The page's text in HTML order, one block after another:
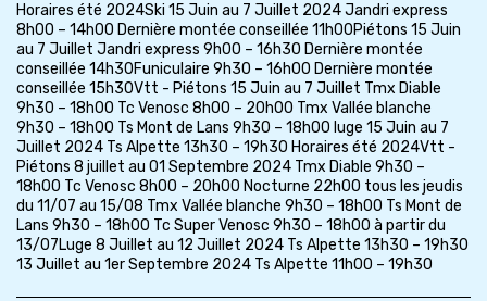
Horaires été 2024Ski 15 Juin au 7 Juillet 2024 Jandri express
8h00 – 14h00 Dernière montée conseillée 11h00Piétons 15 Juin
au 7 Juillet Jandri express 9h00 – 16h30 Dernière montée
conseillée 14h30Funiculaire 9h30 – 16h00 Dernière montée
conseillée 15h30Vtt - Piétons 15 Juin au 7 Juillet Tmx Diable
9h30 – 18h00 Tc Venosc 8h00 – 20h00 Tmx Vallée blanche
9h30 – 18h00 Ts Mont de Lans 9h30 – 18h00 luge 15 Juin au 7
Juillet 2024 Ts Alpette 13h30 – 19h30 Horaires été 2024Vtt -
Piétons 8 juillet au 01 Septembre 2024 Tmx Diable 9h30 –
18h00 Tc Venosc 8h00 – 20h00 Nocturne 22h00 tous les jeudis
du 11/07 au 15/08 Tmx Vallée blanche 9h30 – 18h00 Ts Mont de
Lans 9h30 – 18h00 Tc Super Venosc 9h30 – 18h00 à partir du
13/07Luge 8 Juillet au 12 Juillet 2024 Ts Alpette 13h30 – 19h30
13 Juillet au 1er Septembre 2024 Ts Alpette 11h00 – 19h30